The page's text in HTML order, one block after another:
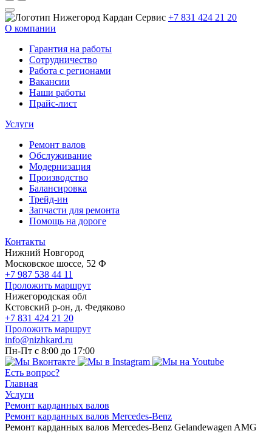
+7 831 424 21 20
О компании
Гарантия на работы
Сотрудничество
Работа с регионами
Вакансии
Наши работы
Прайс-лист
Услуги
Ремонт валов
Обслуживание
Модернизация
Производство
Балансировка
Трейд-ин
Запчасти для ремонта
Помощь на дороге
Контакты
Нижний Новгород
Московское шоссе, 52 Ф
+7 987 538 44 11
Проложить маршрут
Нижегородская обл
Кстовский р-он, д. Федяково
+7 831 424 21 20
Проложить маршрут
info@nizhkard.ru
Пн-Пт с 8:00 до 17:00
Есть вопрос?
Главная
Услуги
Ремонт карданных валов
Ремонт карданных валов Mercedes-Benz
Ремонт карданных валов Mercedes-Benz Gelandewagen AMG